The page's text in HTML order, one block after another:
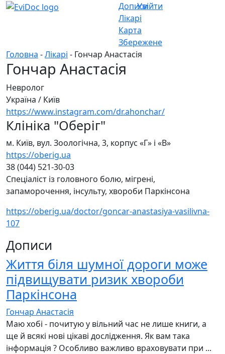
Дописи
Лікарі
Карта
Збережене
Увійти
Головна -Лікарі - Гончар Анастасія
Гончар Анастасія
Невролог
Україна / Київ
https://www.instagram.com/dr.ahonchar/
Клініка "Оберіг"
м. Київ, вул. Зоологічна, 3, корпус «Г» і «В»
https://oberig.ua
38 (044) 521-30-03
Спеціаліст із головного болю, мігрені,
запаморочення, інсульту, хвороби Паркінсона
https://oberig.ua/doctor/goncar-anastasiya-vasilivna-
107
Дописи
Життя біля шумної дороги може
підвищувати ризик хвороби
Паркінсона
Гончар Анастасія
Маю хобі - почитую у вільний час не лише книги, а
ще й всякі нові цікаві дослідження. Як вам така
інформація ? Особливо важливо враховувати при ...